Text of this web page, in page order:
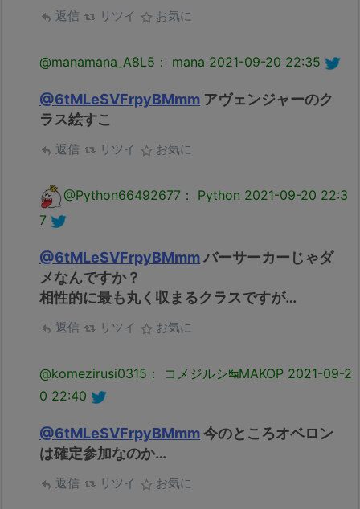
返信 リツイ お気に
@manamana_A8L5： mana 2021-09-20 22:35
@6tMLeSVFrpyBMmm アヴェンジャーのク
ラス絵すこ
返信 リツイ お気に
@Python66492677： Python 2021-09-20 22:3
7
@6tMLeSVFrpyBMmmバーサーカーじゃダ
メなんですか？
相性的に最も丸く収まるクラスですが…
返信 リツイ お気に
@komezirusi0315： コメジルシ↹MAKOP 2021-09-2
0 22:40
@6tMLeSVFrpyBMmm今のところオベロン
は確定参加なのか…
返信 リツイ お気に